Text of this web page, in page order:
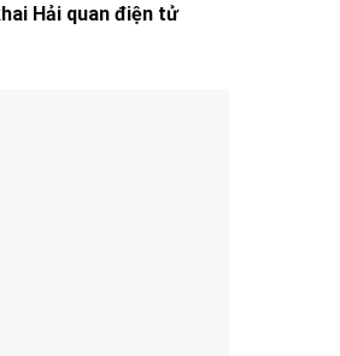
Hải quan điện tử